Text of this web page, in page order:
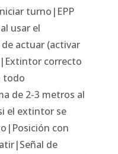
turno|EPP
usar el
actuar (activar
correcto
todo
de 2-3 metros al
el extintor se
con
de